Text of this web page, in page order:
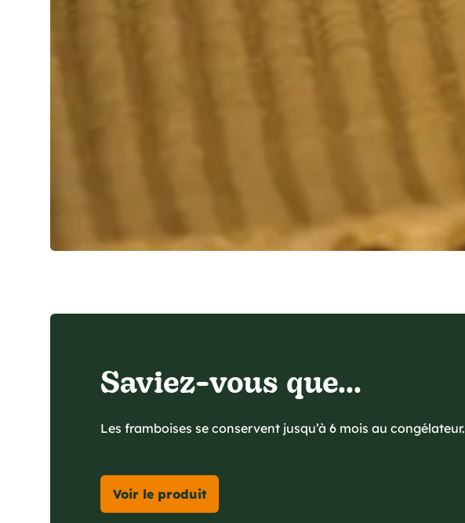
Saviez-vous que...
Les framboises se conservent jusqu’à 6 mois au congélateur.
Voir le produit